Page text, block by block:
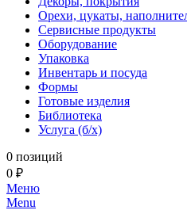
Орехи, цукаты,
Сервисные продукты
Оборудование
Упаковка
Инвентарь и посуда
Формы
Готовые изделия
Библиотека
Услуга (б/х)
0 позиций
0 ₽
Меню
Menu